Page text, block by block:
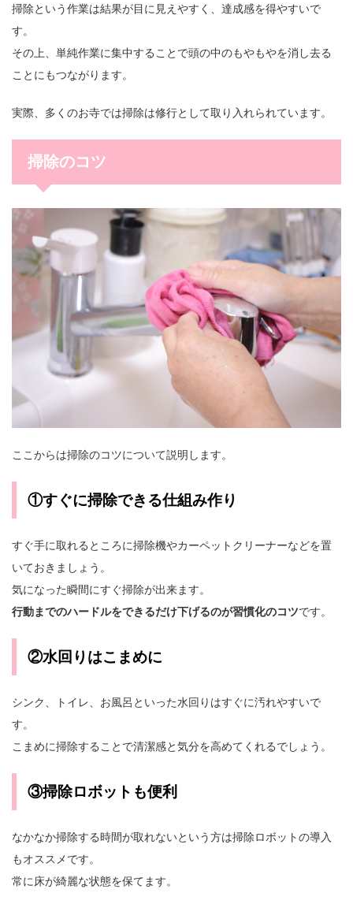
掃除という作業は結果が目に見えやすく、達成感を得やすいで
す。
その上、単純作業に集中することで頭の中のもやもやを消し去る
ことにもつながります。
実際、多くのお寺では掃除は修行として取り入れられています。
掃除のコツ
ここからは掃除のコツについて説明します。
①すぐに掃除できる仕組み作り
すぐ手に取れるところに掃除機やカーペットクリーナーなどを置
いておきましょう。
気になった瞬間にすぐ掃除が出来ます。
行動までのハードルをできるだけ下げるのが習慣化のコツです。
②水回りはこまめに
シンク、トイレ、お風呂といった水回りはすぐに汚れやすいで
す。
こまめに掃除することで清潔感と気分を高めてくれるでしょう。
③掃除ロボットも便利
なかなか掃除する時間が取れないという方は掃除ロボットの導入
もオススメです。
常に床が綺麗な状態を保てます。